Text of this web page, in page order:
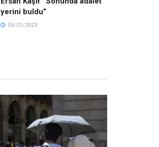
yerini buldu”
05/01/2023